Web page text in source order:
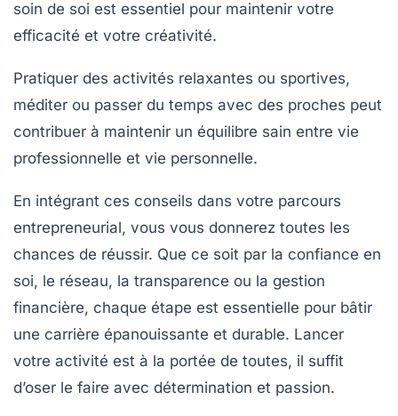
soin de soi est essentiel pour maintenir votre
efficacité et votre créativité.
Pratiquer des activités relaxantes ou sportives,
méditer ou passer du temps avec des proches peut
contribuer à maintenir un équilibre sain entre vie
professionnelle et vie personnelle.
En intégrant ces conseils dans votre parcours
entrepreneurial, vous vous donnerez toutes les
chances de réussir. Que ce soit par la confiance en
soi, le réseau, la transparence ou la gestion
financière, chaque étape est essentielle pour bâtir
une carrière épanouissante et durable. Lancer
votre activité est à la portée de toutes, il suffit
d’oser le faire avec détermination et passion.